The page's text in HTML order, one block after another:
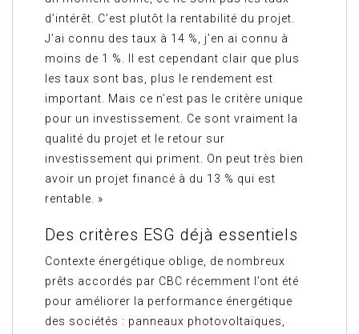
d’intérêt. C’est plutôt la rentabilité du projet.
J’ai connu des taux à 14 %, j’en ai connu à
moins de 1 %. Il est cependant clair que plus
les taux sont bas, plus le rendement est
important. Mais ce n’est pas le critère unique
pour un investissement. Ce sont vraiment la
qualité du projet et le retour sur
investissement qui priment. On peut très bien
avoir un projet financé à du 13 % qui est
rentable. »
Des critères ESG déjà essentiels
Contexte énergétique oblige, de nombreux
prêts accordés par CBC récemment l’ont été
pour améliorer la performance énergétique
des sociétés : panneaux photovoltaïques,